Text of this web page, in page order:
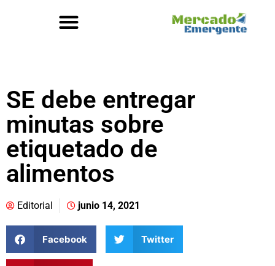
SE debe entregar
minutas sobre
etiquetado de
alimentos
Editorial junio 14, 2021
Facebook Twitter